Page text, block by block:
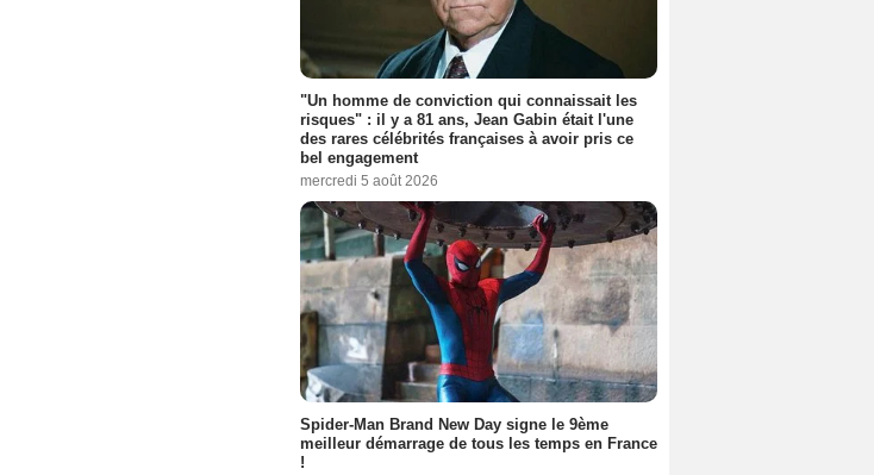
"Un homme de conviction qui connaissait les
risques" : il y a 81 ans, Jean Gabin était l'une
des rares célébrités françaises à avoir pris ce
bel engagement
mercredi 5 août 2026
Spider-Man Brand New Day signe le 9ème
meilleur démarrage de tous les temps en France
!